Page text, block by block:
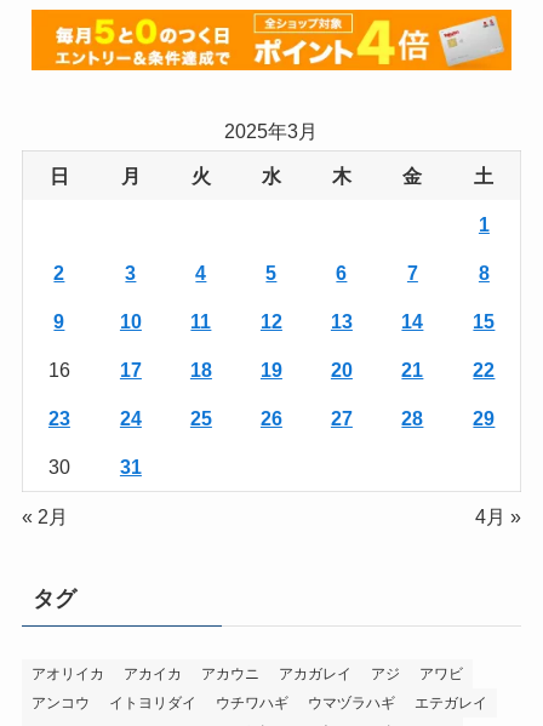
2025年3月
日 月 火 水 木 金 土
1
2 3 4 5 6 7 8
9 10 11 12 13 14 15
16 17 18 19 20 21 22
23 24 25 26 27 28 29
30 31
« 2月 4月 »
タグ
アオリイカ アカイカ アカウニ アカガレイ アジ
アワビ
アンコウ
イトヨリダイ ウチワハギ ウマヅラハギ
エテガレイ